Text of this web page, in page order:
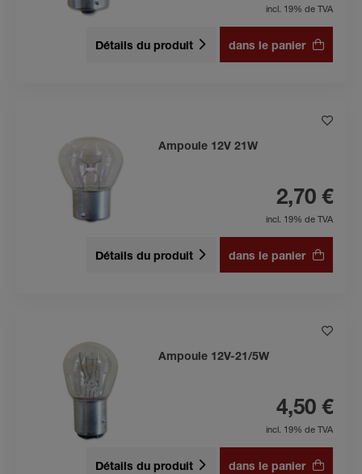
incl. 19% de TVA
Détails du produit dans le panier
Ampoule 12V 21W
2,70 €
incl. 19% de TVA
Détails du produit dans le panier
Ampoule 12V-21/5W
4,50 €
incl. 19% de TVA
Détails du produit dans le panier